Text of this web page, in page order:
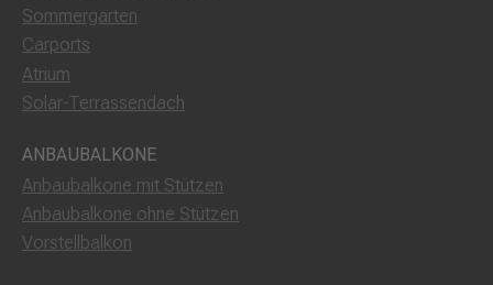
Sommergarten
Carports
Atrium
Solar-Terrassendach
ANBAUBALKONE
Anbaubalkone mit Stützen
Anbaubalkone ohne Stützen
Vorstellbalkon